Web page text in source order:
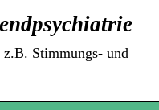
Stimmungs- und